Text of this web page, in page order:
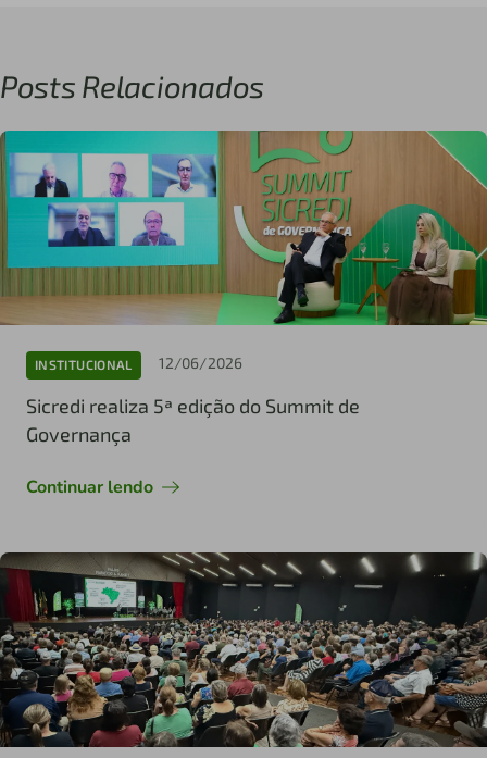
Posts Relacionados
INSTITUCIONAL 12/06/2026
Sicredi realiza 5ª edição do Summit de
Governança
Continuar lendo